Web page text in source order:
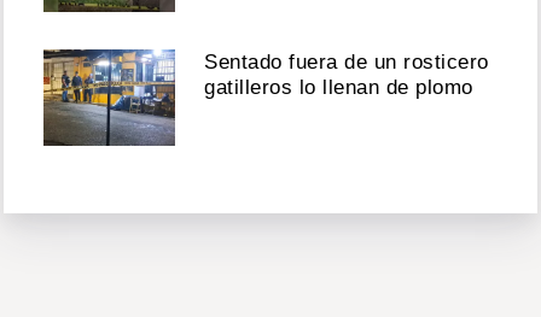
Sentado fuera de un rosticero
gatilleros lo llenan de plomo